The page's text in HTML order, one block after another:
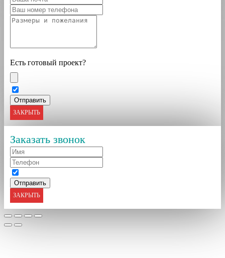
Есть готовый проект?
ЗАКРЫТЬ
Заказать звонок
ЗАКРЫТЬ